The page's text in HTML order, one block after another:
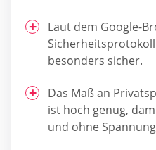
Laut dem Google-
besonders sicher.
Das Maß an
ist hoch genug,
und ohne